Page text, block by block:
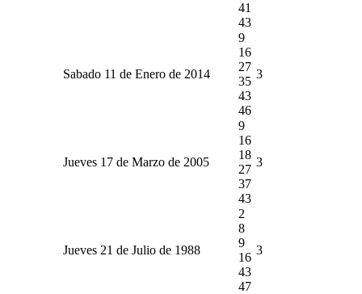
41
43
Sabado 11 de Enero de 2014
9
16
27
35
43
46
3
Jueves 17 de Marzo de 2005
9
16
18
27
37
43
3
Jueves 21 de Julio de 1988
2
8
9
16
43
47
3